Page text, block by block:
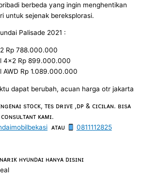
berbeda yang ingin menghentikan
untuk sejenak bereksplorasi.
Palisade 2021 :
Rp 788.000.000
4×2 Rp 899.000.000
AWD Rp 1.089.000.000
dapat berubah, acuan harga otr jakarta
sᴛᴏᴄᴋ, ᴛᴇs ᴅʀɪᴠᴇ ,ᴅᴘ & ᴄɪᴄɪʟᴀɴ. ʙɪsᴀ
ᴋᴀᴍɪ.
ᴀᴛᴀᴜ
0811112825
ʜʏᴜɴᴅᴀɪ ʜᴀɴʏᴀ ᴅɪsɪɴɪ